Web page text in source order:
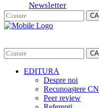
Newsletter
EDITURA
Despre noi
Recunoaștere
Peer review